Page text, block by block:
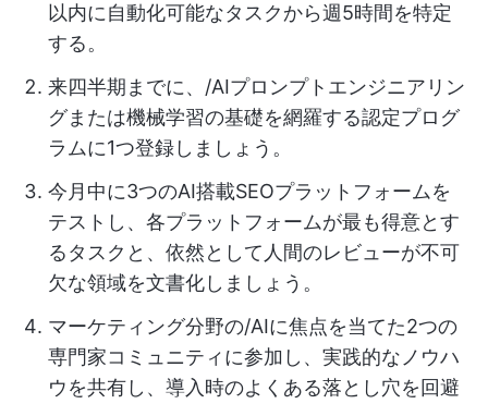
以内に自動化可能なタスクから週5時間を特定
する。
来四半期までに、/AIプロンプトエンジニアリン
グまたは機械学習の基礎を網羅する認定プログ
ラムに1つ登録しましょう。
今月中に3つのAI搭載SEOプラットフォームを
テストし、各プラットフォームが最も得意とす
るタスクと、依然として人間のレビューが不可
欠な領域を文書化しましょう。
マーケティング分野の/AIに焦点を当てた2つの
専門家コミュニティに参加し、実践的なノウハ
ウを共有し、導入時のよくある落とし穴を回避